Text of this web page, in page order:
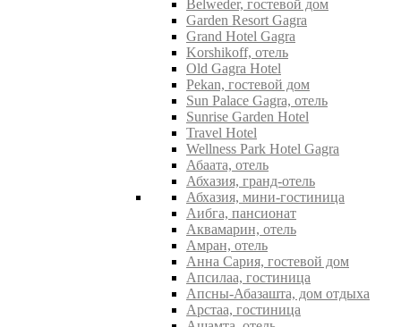
Belweder, гостевой дом
Garden Resort Gagra
Grand Hotel Gagra
Korshikoff, отель
Old Gagra Hotel
Pekan, гостевой дом
Sun Palace Gagra, отель
Sunrise Garden Hotel
Travel Hotel
Wellness Park Hotel Gagra
Абаата, отель
Абхазия, гранд-отель
Абхазия, мини-гостиница
Аибга, пансионат
Аквамарин, отель
Амран, отель
Анна Сария, гостевой дом
Апсилаа, гостиница
Апсны-Абазашта, дом отдыха
Арстаа, гостиница